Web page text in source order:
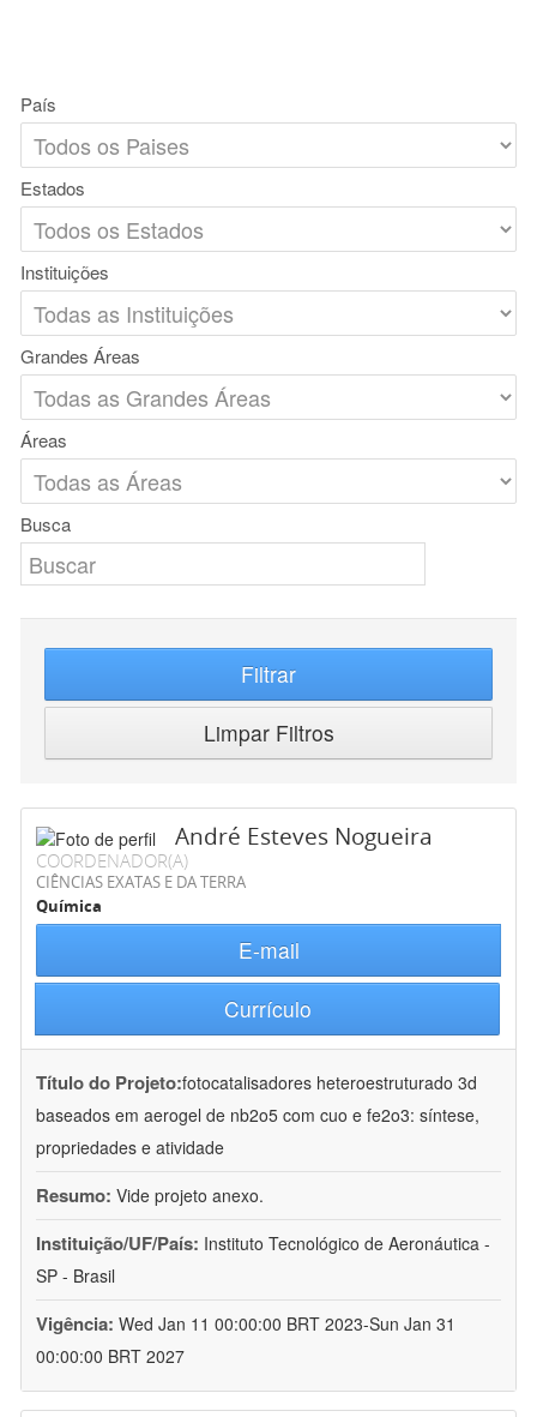
País
Estados
Instituições
Grandes Áreas
Áreas
Busca
Filtrar
Limpar Filtros
André Esteves Nogueira
COORDENADOR(A)
CIÊNCIAS EXATAS E DA TERRA
Química
E-mail
Currículo
Título do Projeto:fotocatalisadores heteroestruturado 3d
baseados em aerogel de nb2o5 com cuo e fe2o3: síntese,
propriedades e atividade
Resumo: Vide projeto anexo.
Instituição/UF/País: Instituto Tecnológico de Aeronáutica -
SP - Brasil
Vigência: Wed Jan 11 00:00:00 BRT 2023-Sun Jan 31
00:00:00 BRT 2027